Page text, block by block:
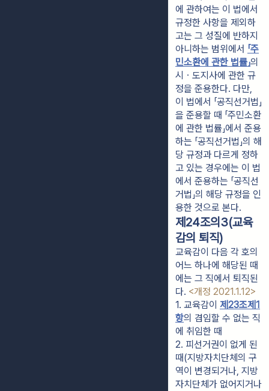
에 관하여는 이 법에서
규정한 사항을 제외하
고는 그 성질에 반하지
아니하는 범위에서 「주
민소환에 관한 법률」의
시ㆍ도지사에 관한 규
정을 준용한다. 다만,
이 법에서 「공직선거법」
을 준용할 때 「주민소환
에 관한 법률」에서 준용
하는 「공직선거법」의 해
당 규정과 다르게 정하
고 있는 경우에는 이 법
에서 준용하는 「공직선
거법」의 해당 규정을 인
용한 것으로 본다.
제24조의3(교육
감의 퇴직)
교육감이 다음 각 호의
어느 하나에 해당된 때
에는 그 직에서 퇴직된
다. <개정 2021.1.12>
1. 교육감이 제23조제1
항의 겸임할 수 없는 직
에 취임한 때
2. 피선거권이 없게 된
때(지방자치단체의 구
역이 변경되거나, 지방
자치단체가 없어지거나